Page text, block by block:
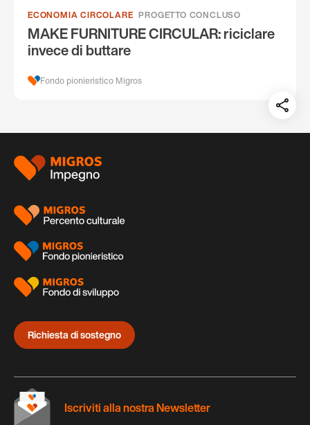
ECONOMIA CIRCOLARE PROGETTO CONCLUSO
MAKE FURNITURE CIRCULAR: riciclare
invece di buttare
Fondo pionieristico Migros
auf:
Piè
pagina
Richiesta di sostegno
Iscriviti alla nostra Newsletter